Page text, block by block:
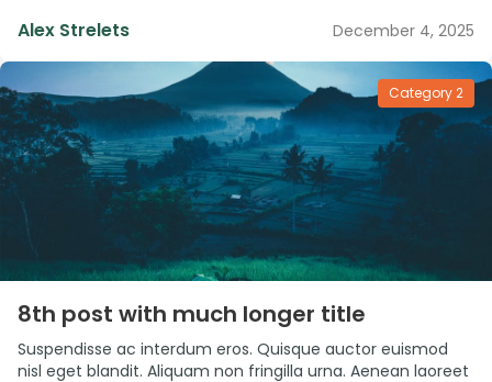
faucibus. Mauris vestibulum at eros sit amet […]
Alex Strelets December 4, 2025
”
Category 2
8th post with much longer title
Suspendisse ac interdum eros. Quisque auctor euismod
nisl eget blandit. Aliquam non fringilla urna. Aenean laoreet